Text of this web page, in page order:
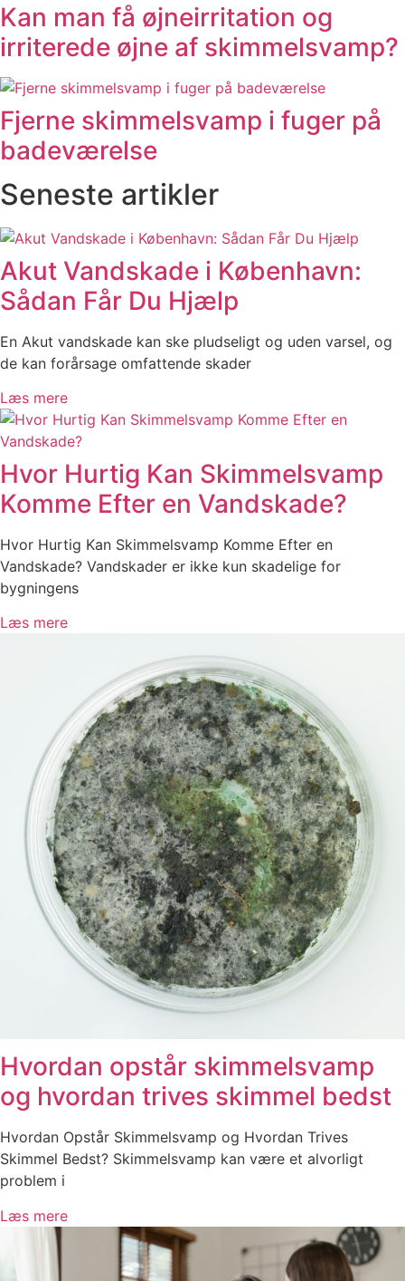
Kan man få øjneirritation og
irriterede øjne af skimmelsvamp?
Fjerne skimmelsvamp i fuger på
badeværelse
Seneste artikler
Akut Vandskade i København:
Sådan Får Du Hjælp
En Akut vandskade kan ske pludseligt og uden varsel, og
de kan forårsage omfattende skader
Læs mere
Hvor Hurtig Kan Skimmelsvamp
Komme Efter en Vandskade?
Hvor Hurtig Kan Skimmelsvamp Komme Efter en
Vandskade? Vandskader er ikke kun skadelige for
bygningens
Læs mere
Hvordan opstår skimmelsvamp
og hvordan trives skimmel bedst
Hvordan Opstår Skimmelsvamp og Hvordan Trives
Skimmel Bedst? Skimmelsvamp kan være et alvorligt
problem i
Læs mere